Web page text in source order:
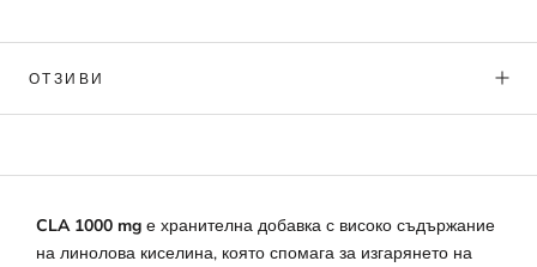
ОТЗИВИ
CLA 1000 mg е хранителна добавка с високо съдържание
на линолова киселина, която спомага за изгарянето на